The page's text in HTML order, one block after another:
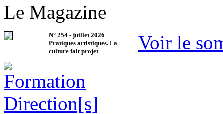
Le Magazine
N° 254 - juillet 2026
Pratiques artistiques. La
culture fait projet
Voir le